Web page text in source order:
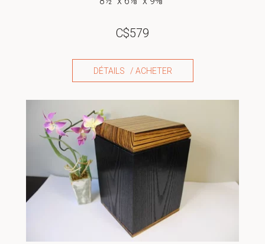
C$579
DÉTAILS / ACHETER